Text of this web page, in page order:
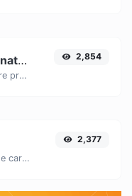
Générateur de signature
Générez facilement votre propre signature personnalisée et téléchargez-la en toute simplicité.
2,854
Encodez toute chaîne de caractères saisie en Base64.
2,377